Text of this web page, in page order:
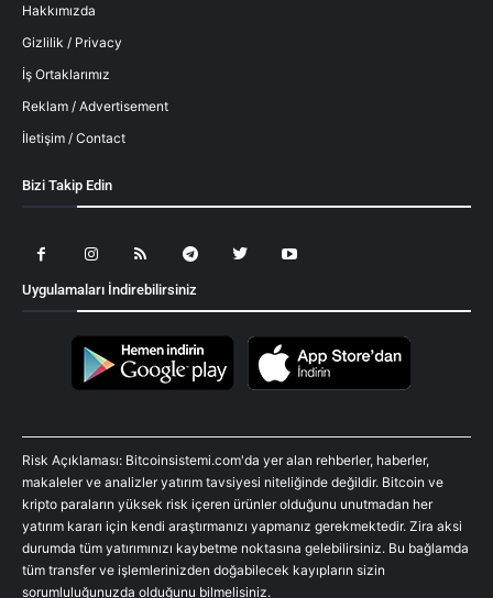
Hakkımızda
Gizlilik / Privacy
İş Ortaklarımız
Reklam / Advertisement
İletişim / Contact
Bizi Takip Edin
Uygulamaları İndirebilirsiniz
Risk Açıklaması: Bitcoinsistemi.com'da yer alan rehberler, haberler,
makaleler ve analizler yatırım tavsiyesi niteliğinde değildir. Bitcoin ve
kripto paraların yüksek risk içeren ürünler olduğunu unutmadan her
yatırım kararı için kendi araştırmanızı yapmanız gerekmektedir. Zira aksi
durumda tüm yatırımınızı kaybetme noktasına gelebilirsiniz. Bu bağlamda
tüm transfer ve işlemlerinizden doğabilecek kayıpların sizin
sorumluluğunuzda olduğunu bilmelisiniz.